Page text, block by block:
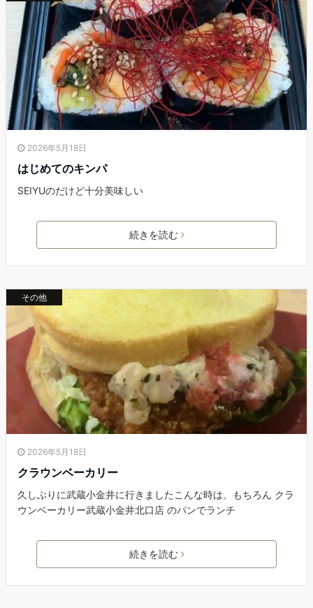
2026年5月18日
はじめてのキンパ
SEIYUのだけど十分美味しい
続きを読む
その他
2026年5月18日
クラウンベーカリー
久しぶりに武蔵小金井に行きましたこんな時は、もちろん クラ
ウンベーカリー武蔵小金井北口店 のパンでランチ
続きを読む